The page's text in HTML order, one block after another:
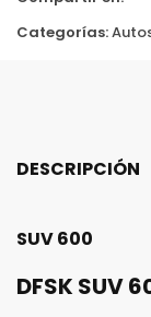
Categorías:
DESCRIPCIÓN
SUV 600
DFSK SUV